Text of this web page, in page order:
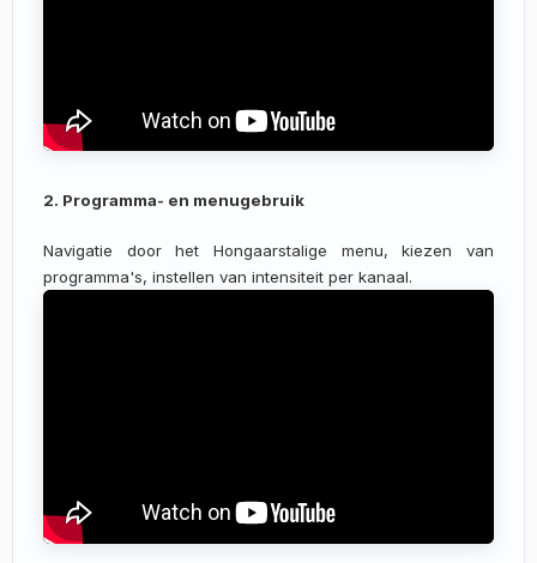
2. Programma- en menugebruik
Navigatie door het Hongaarstalige menu, kiezen van
programma's, instellen van intensiteit per kanaal.